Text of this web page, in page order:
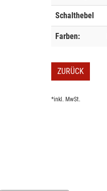
Schalthebel
Farben:
ZURÜCK
*inkl. MwSt.